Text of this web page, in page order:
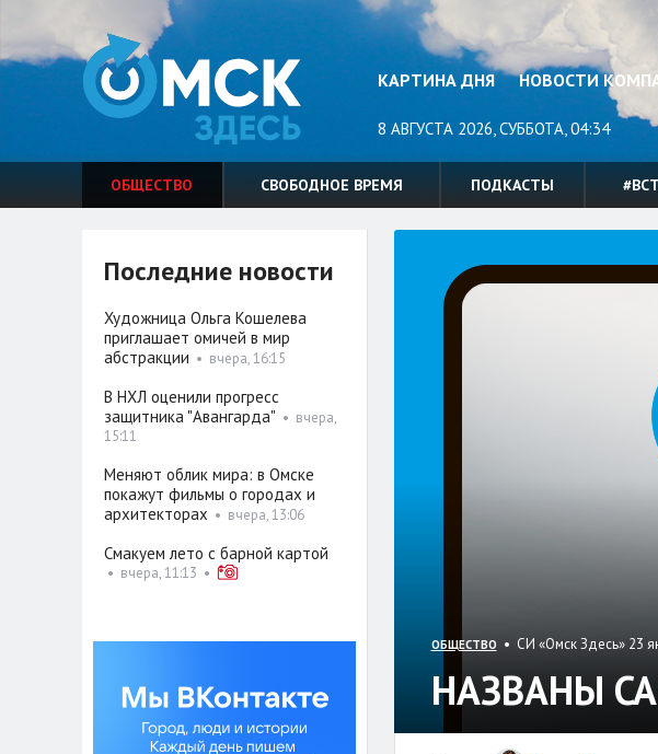
КАРТИНА ДНЯ НОВОСТИ
8 АВГУСТА 2026, СУББОТА, 04:34
ОБЩЕСТВО СВОБОДНОЕ ВРЕМЯ ПОДКАСТЫ
ОБЩЕСТВО • СИ «Омск Здесь» 23
НАЗВАНЫ
Последние новости
Художница Ольга Кошелева
приглашает омичей в мир
абстракции • вчера, 16:15
В НХЛ оценили прогресс
защитника "Авангарда" • вчера,
15:11
Меняют облик мира: в Омске
покажут фильмы о городах и
архитекторах • вчера, 13:06
Смакуем лето с барной картой
• вчера, 11:13 •